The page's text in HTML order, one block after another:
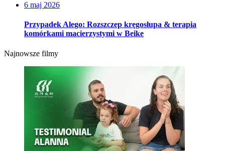
6 maj 2026
Przypadek Alego: Rozszczep kręgosłupa & terapia
komórkami macierzystymi w Beike
Najnowsze filmy